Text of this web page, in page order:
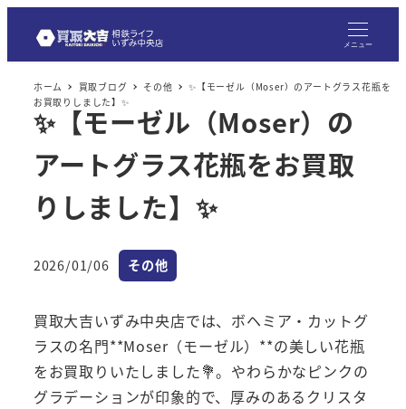
メニュー
ホーム 買取ブログ その他
✨【モーゼル（Moser）のアートグラス花瓶を
お買取りしました】✨
✨【モーゼル（Moser）の
アートグラス花瓶をお買取
りしました】✨
投稿日
2026/01/06 カテゴリー
その他
買取大吉いずみ中央店では、ボヘミア・カットグ
ラスの名門**Moser（モーゼル）**の美しい花瓶
をお買取りいたしました💐。やわらかなピンクの
グラデーションが印象的で、厚みのあるクリスタ